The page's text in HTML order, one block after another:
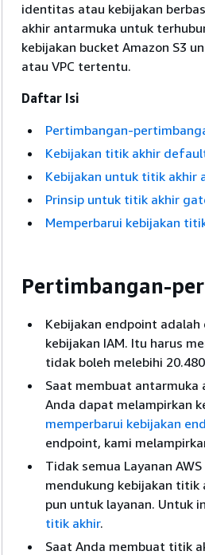
identitas atau kebijakan
akhir antarmuka untuk
kebijakan bucket Amazon S3
atau VPC tertentu.
Daftar Isi
Pertimbangan-
Kebijakan titik akhir
Kebijakan untuk titik akhir
Prinsip untuk titik akhir
Memperbarui kebijakan
Pertimbangan-
Kebijakan endpoint adalah
kebijakan IAM. Itu harus
tidak boleh melebihi
Saat membuat antarmuka
Anda dapat melampirkan
memperbarui kebijakan
endpoint, kami
Tidak semua Layanan
mendukung kebijakan titik
pun untuk layanan. Untuk
titik akhir.
Saat Anda membuat titik